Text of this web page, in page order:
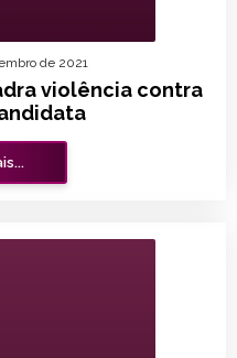
violência contra
de 2021